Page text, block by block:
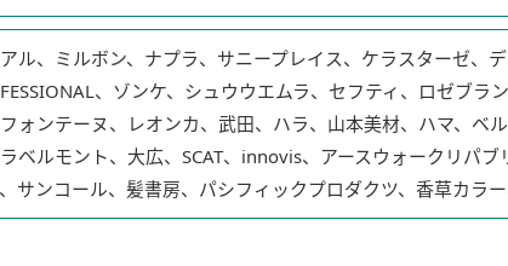
ル、ミルボン、ナプラ、サニープレイス、ケラスターゼ、
、ゾンケ、シュウウエムラ、セフティ、ロゼブ
ォンテーヌ、レオンカ、武田、ハラ、山本美材、ハマ、ベ
ベルモント、大広、SCAT、innovis、アースウォークリパ
サンコール、髪書房、パシフィックプロダクツ、香草カラ